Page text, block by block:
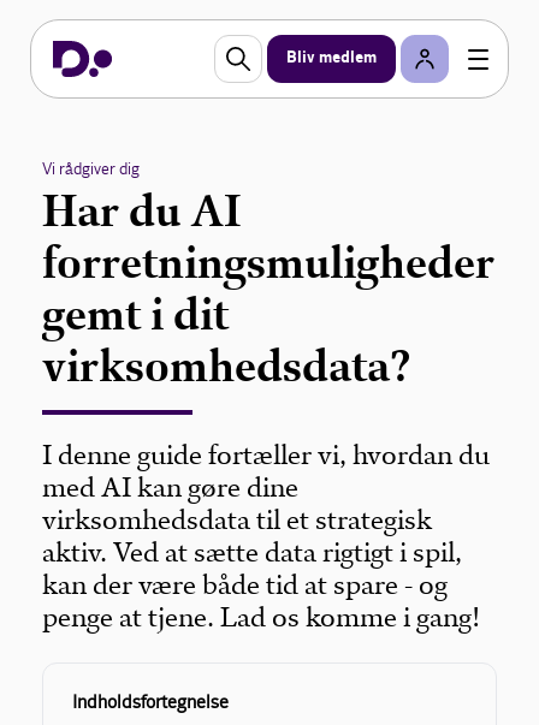
Bliv medlem
Vi rådgiver dig
Har du AI
forretningsmuligheder
gemt i dit
virksomhedsdata?
I denne guide fortæller vi, hvordan du
med AI kan gøre dine
virksomhedsdata til et strategisk
aktiv. Ved at sætte data rigtigt i spil,
kan der være både tid at spare - og
penge at tjene. Lad os komme i gang!
Indholdsfortegnelse